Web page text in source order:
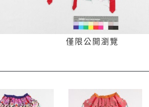
僅限公開瀏覽